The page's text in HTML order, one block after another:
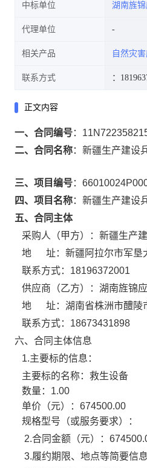
中标单位 湖南旌
代理单位
相关产品 自然灾
联系方式 ：
正文内容
一、合同编号：
二、合同名称： 新疆生产建设
三、项目编号：
四、项目名称： 新疆生产建设
五、合同主体
采购人（甲方）： 新疆生产
地 址： 新疆阿拉尔市军垦
联系方式： 18196372001
供应商（乙方）： 湖南旌锦
地 址： 湖南省株洲市醴陵
联系方式： 18673431898
六、合同主体信息
1.主要标的信息：
主要标的名称： 救生设备
数量： 1.00
单价（元）： 674500.00
规格型号（或服务要求）：
2.合同金额（元）：
3.履约期限、地点等简要信息